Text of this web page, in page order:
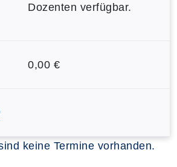
Dozenten verfügbar.
0,00 €
keine Termine vorhanden.